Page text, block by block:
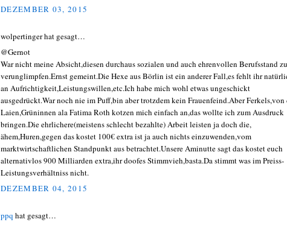
DEZEMBER 03, 2015
wolpertinger hat gesagt…
@Gernot
War nicht meine Absicht,diesen durchaus sozialen und auch ehrenvollen Berufsstand zu
verunglimpfen.Ernst gemeint.Die Hexe aus Börlin ist ein anderer Fall,es fehlt ihr
an Aufrichtigkeit,Leistungswillen,etc.Ich habe mich wohl etwas ungeschickt
ausgedrückt.War noch nie im Puff,bin aber trotzdem kein Frauenfeind.Aber Ferkels,von
Laien,Grüninnen ala Fatima Roth kotzen mich einfach an,das wollte ich zum Ausdruck
bringen.Die ehrlichere(meistens schlecht bezahlte) Arbeit leisten ja doch die,
ähem,Huren,gegen das kostet 100€ extra ist ja auch nichts einzuwenden,vom
marktwirtschaftlichen Standpunkt aus betrachtet.Unsere Aminutte sagt das kostet euch
alternativlos 900 Milliarden extra,ihr doofes Stimmvieh,basta.Da stimmt was im Preiss-
Leistungsverhältniss nicht.
DEZEMBER 04, 2015
ppq hat gesagt…